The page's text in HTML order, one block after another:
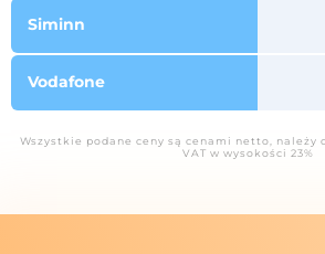
Siminn
Vodafone
Wszystkie podane ceny są cenami netto, należy
VAT w wysokości 23%